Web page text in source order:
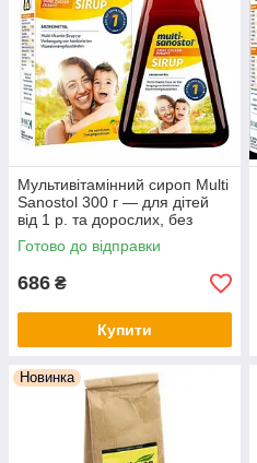
Мультивітамінний сироп Multi
Sanostol 300 г — для дітей
від 1 р. та дорослих, без
цукру, з апельсиновим
смаком, Німеччина
Готово до відправки
686 ₴
Купити
Новинка